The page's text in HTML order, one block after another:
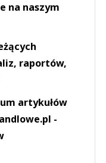
na naszym
raportów,
artykułów
-